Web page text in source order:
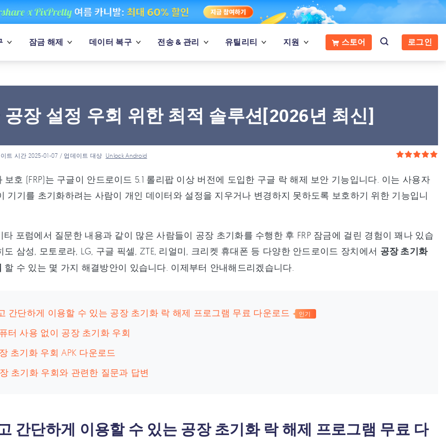
잠금 해제 데이터 복구 전송 & 관리 유틸리티 지원 스토어 로그인
공장 설정 우회 위한 최적 솔루션[2026년 최신]
트 시간 2025-01-07 / 업데이트 대상 Unlock Android
보호 (FRP)는 구글이 안드로이드 5.1 롤리팝 이상 버전에 도입한 구글 락 해제 보안 기능입니다. 이는 사용자
기기를 초기화하려는 사람이 개인 데이터와 설정을 지우거나 변경하지 못하도록 보호하기 위한 기능입니
타 포럼에서 질문한 내용과 같이 많은 사람들이 공장 초기화를 수행한 후 FRP 잠금에 걸린 경험이 꽤나 있습
도 삼성, 모토로라, LG, 구글 픽셀, ZTE, 리얼미, 크리켓 휴대폰 등 다양한 안드로이드 장치에서 공장 초기화
할 수 있는 몇 가지 해결방안이 있습니다. 이제부터 안내해드리겠습니다.
간단하게 이용할 수 있는 공장 초기화 락 해제 프로그램 무료 다운로드 인기
터 사용 없이 공장 초기화 우회
초기화 우회 APK 다운로드
초기화 우회와 관련한 질문과 답변
간단하게 이용할 수 있는 공장 초기화 락 해제 프로그램 무료 다